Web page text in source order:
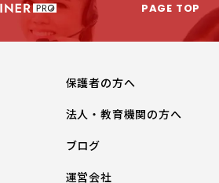
PAGE TOP
保護者の方へ
法人・教育機関の方へ
ブログ
運営会社